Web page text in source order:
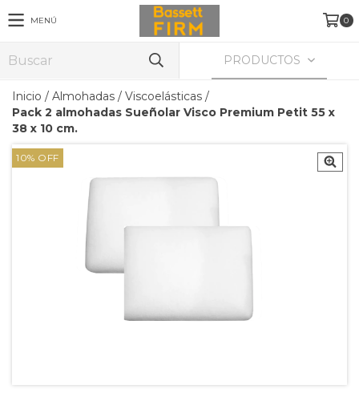
MENÚ 0
PRODUCTOS
Inicio / Almohadas / Viscoelásticas /
Pack 2 almohadas Sueñolar Visco Premium Petit 55 x
38 x 10 cm.
10% OFF